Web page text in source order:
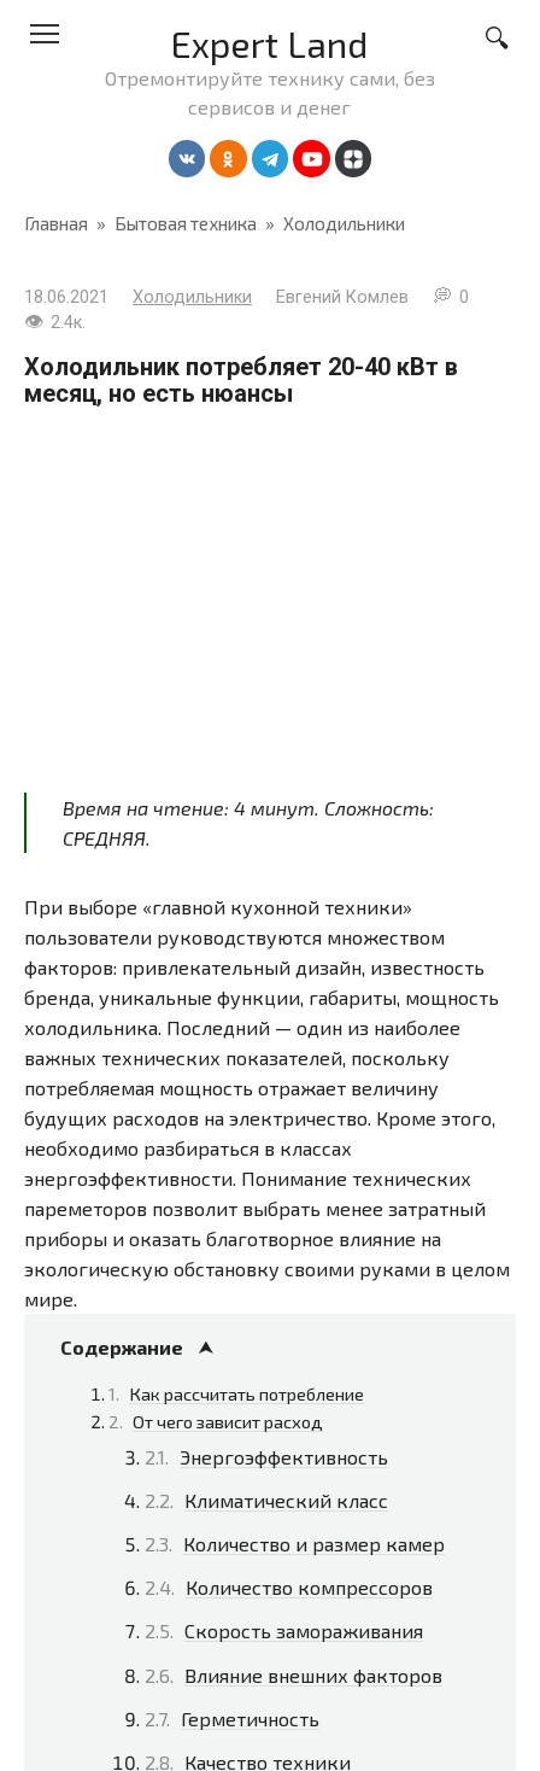
Expert Land
Отремонтируйте технику сами, без
сервисов и денег
Главная » Бытовая техника » Холодильники
18.06.2021 Холодильники Евгений Комлев
0
2.4к.
Холодильник потребляет 20-40 кВт в
месяц, но есть нюансы
Время на чтение: 4 минут. Сложность:
СРЕДНЯЯ.
При выборе «главной кухонной техники»
пользователи руководствуются множеством
факторов: привлекательный дизайн, известность
бренда, уникальные функции, габариты, мощность
холодильника. Последний — один из наиболее
важных технических показателей, поскольку
потребляемая мощность отражает величину
будущих расходов на электричество. Кроме этого,
необходимо разбираться в классах
энергоэффективности. Понимание технических
пареметоров позволит выбрать менее затратный
приборы и оказать благотворное влияние на
экологическую обстановку своими руками в целом
мире.
Содержание
Как рассчитать потребление
От чего зависит расход
Энергоэффективность
Климатический класс
Количество и размер камер
Количество компрессоров
Скорость замораживания
Влияние внешних факторов
Герметичность
Качество техники